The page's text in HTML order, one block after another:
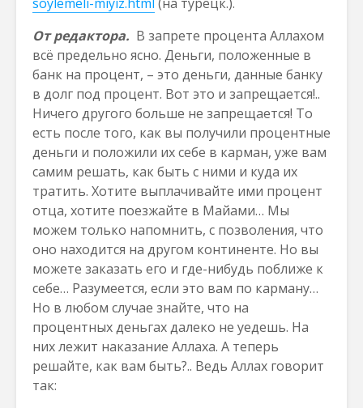
От редактора. В запрете процента Аллахом
всё предельно ясно. Деньги, положенные в
банк на процент, – это деньги, данные банку
в долг под процент. Вот это и запрещается!..
Ничего другого больше не запрещается! То
есть после того, как вы получили процентные
деньги и положили их себе в карман, уже вам
самим решать, как быть с ними и куда их
тратить. Хотите выплачивайте ими процент
отца, хотите поезжайте в Майами… Мы
можем только напомнить, с позволения, что
оно находится на другом континенте. Но вы
можете заказать его и где-нибудь поближе к
себе… Разумеется, если это вам по карману…
Но в любом случае знайте, что на
процентных деньгах далеко не уедешь. На
них лежит наказание Аллаха. А теперь
решайте, как вам быть?.. Ведь Аллах говорит
так: